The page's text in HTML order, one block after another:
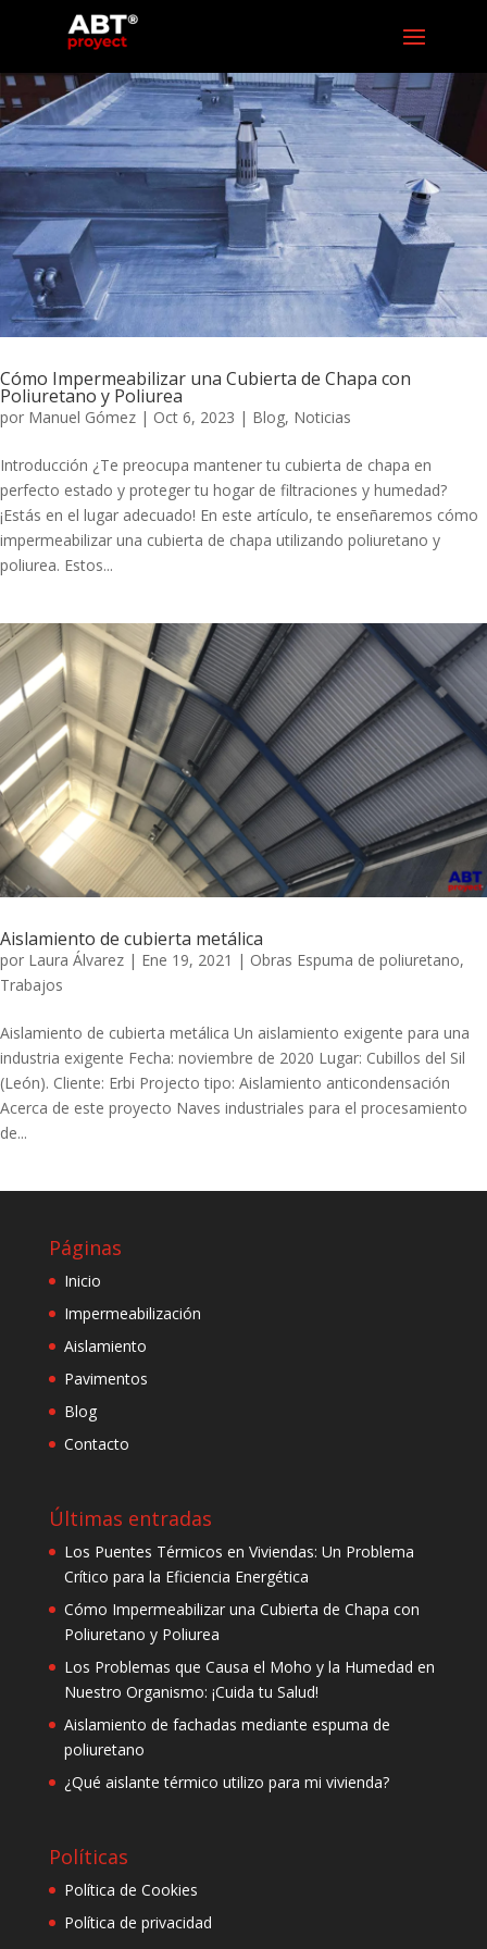
Cómo Impermeabilizar una Cubierta de Chapa con
Poliuretano y Poliurea
por Manuel Gómez | Oct 6, 2023 | Blog, Noticias
Introducción ¿Te preocupa mantener tu cubierta de chapa en
perfecto estado y proteger tu hogar de filtraciones y humedad?
¡Estás en el lugar adecuado! En este artículo, te enseñaremos cómo
impermeabilizar una cubierta de chapa utilizando poliuretano y
poliurea. Estos...
Aislamiento de cubierta metálica
por Laura Álvarez | Ene 19, 2021 | Obras Espuma de poliuretano,
Trabajos
Aislamiento de cubierta metálica Un aislamiento exigente para una
industria exigente Fecha: noviembre de 2020 Lugar: Cubillos del Sil
(León). Cliente: Erbi Projecto tipo: Aislamiento anticondensación
Acerca de este proyecto Naves industriales para el procesamiento
de...
Páginas
Inicio
Impermeabilización
Aislamiento
Pavimentos
Blog
Contacto
Últimas entradas
Los Puentes Térmicos en Viviendas: Un Problema
Crítico para la Eficiencia Energética
Cómo Impermeabilizar una Cubierta de Chapa con
Poliuretano y Poliurea
Los Problemas que Causa el Moho y la Humedad en
Nuestro Organismo: ¡Cuida tu Salud!
Aislamiento de fachadas mediante espuma de
poliuretano
¿Qué aislante térmico utilizo para mi vivienda?
Políticas
Política de Cookies
Política de privacidad